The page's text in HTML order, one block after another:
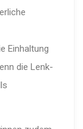
Einhaltung
die Lenk-